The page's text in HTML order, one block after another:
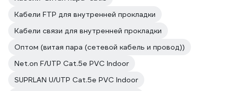
Кабели FTP для внутренней прокладки
Кабели связи для внутренней прокладки
Оптом (витая пара (сетевой кабель и провод))
Net.on F/UTP Cat.5e PVC Indoor
SUPRLAN U/UTP Cat.5e PVC Indoor